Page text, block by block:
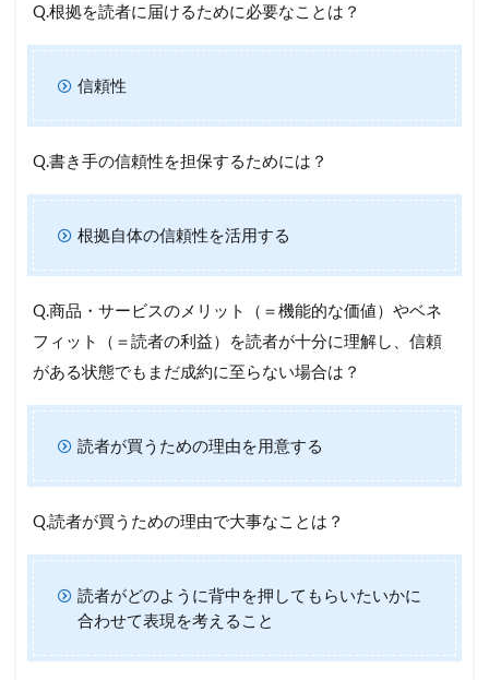
Q.根拠を読者に届けるために必要なことは？
信頼性
Q.書き手の信頼性を担保するためには？
根拠自体の信頼性を活用する
Q.商品・サービスのメリット（＝機能的な価値）やベネ
フィット（＝読者の利益）を読者が十分に理解し、信頼
がある状態でもまだ成約に至らない場合は？
読者が買うための理由を用意する
Q.読者が買うための理由で大事なことは？
読者がどのように背中を押してもらいたいかに
合わせて表現を考えること